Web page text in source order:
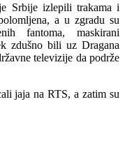
Srbije izlepili trakama i
a u zgradu su
fantoma, maskirani
zdušno bili uz Dragana
televizije da podrže
jaja na RTS, a zatim su